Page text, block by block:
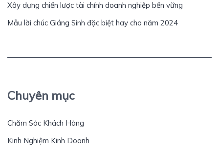
Xây dựng chiến lược tài chính doanh nghiệp bền vững
Mẫu lời chúc Giáng Sinh đặc biệt hay cho năm 2024
Chuyên mục
Chăm Sóc Khách Hàng
Kinh Nghiệm Kinh Doanh